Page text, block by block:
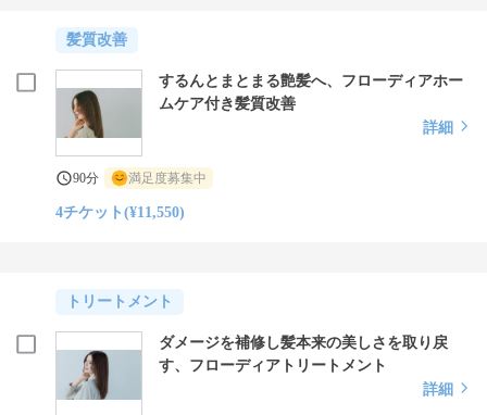
髪質改善
するんとまとまる艶髪へ、フローディアホー
ムケア付き髪質改善
詳細
90分 満足度募集中
4チケット(¥11,550)
トリートメント
ダメージを補修し髪本来の美しさを取り戻
す、フローディアトリートメント
詳細